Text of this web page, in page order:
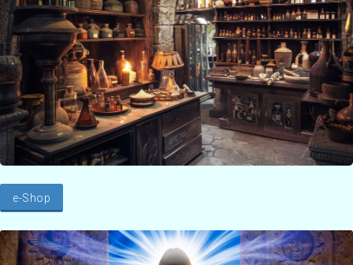
e-Shop